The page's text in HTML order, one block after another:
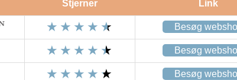
Stjerner Link
Besøg
Besøg
Besøg